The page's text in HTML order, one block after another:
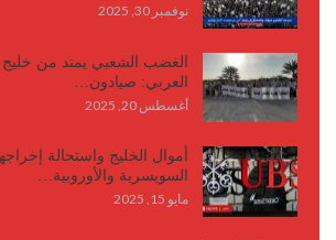
نوفمبر 30, 2025
الغضب الشعبي يمتد من خليج
العربي: صيادون…
أغسطس 20, 2025
أموال الخليج واستحالة
السويسرية والأوروبية…
مايو 15, 2025